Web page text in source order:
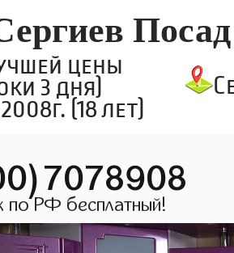
Посад
цены
3 дня)
(18 лет)
по РФ бесплатный!